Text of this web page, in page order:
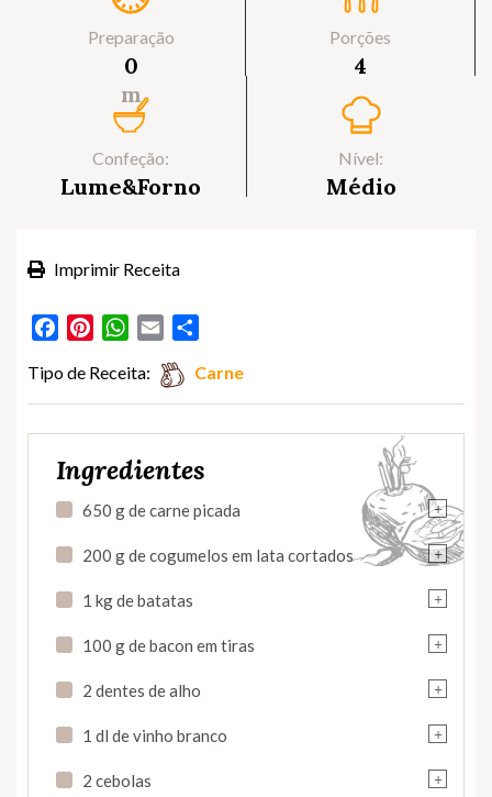
Preparação
0
m
Porções
4
Confeção:
Lume&Forno
Nível:
Médio
Imprimir Receita
FacebookPinterestWhatsApp
Email
Tipo de Receita: Carne
Ingredientes
+
650 g de carne picada
+
200 g de cogumelos em lata cortados
+
1 kg de batatas
+
100 g de bacon em tiras
+
2 dentes de alho
+
1 dl de vinho branco
+
2 cebolas